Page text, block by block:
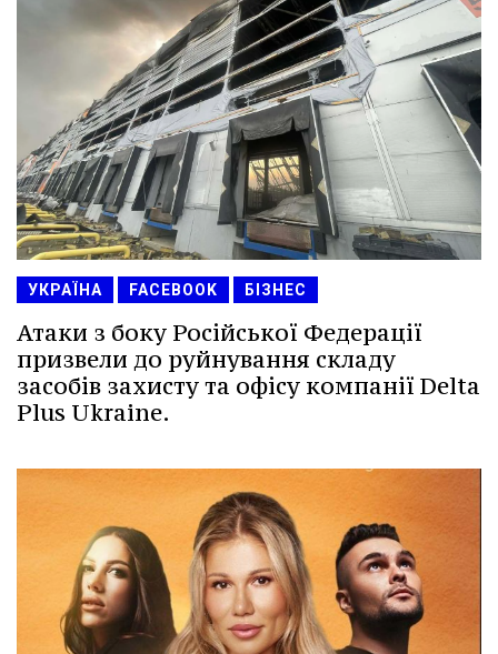
УКРАЇНА FACEBOOK БІЗНЕС
Атаки з боку Російської Федерації
призвели до руйнування складу
засобів захисту та офісу компанії Delta
Plus Ukraine.